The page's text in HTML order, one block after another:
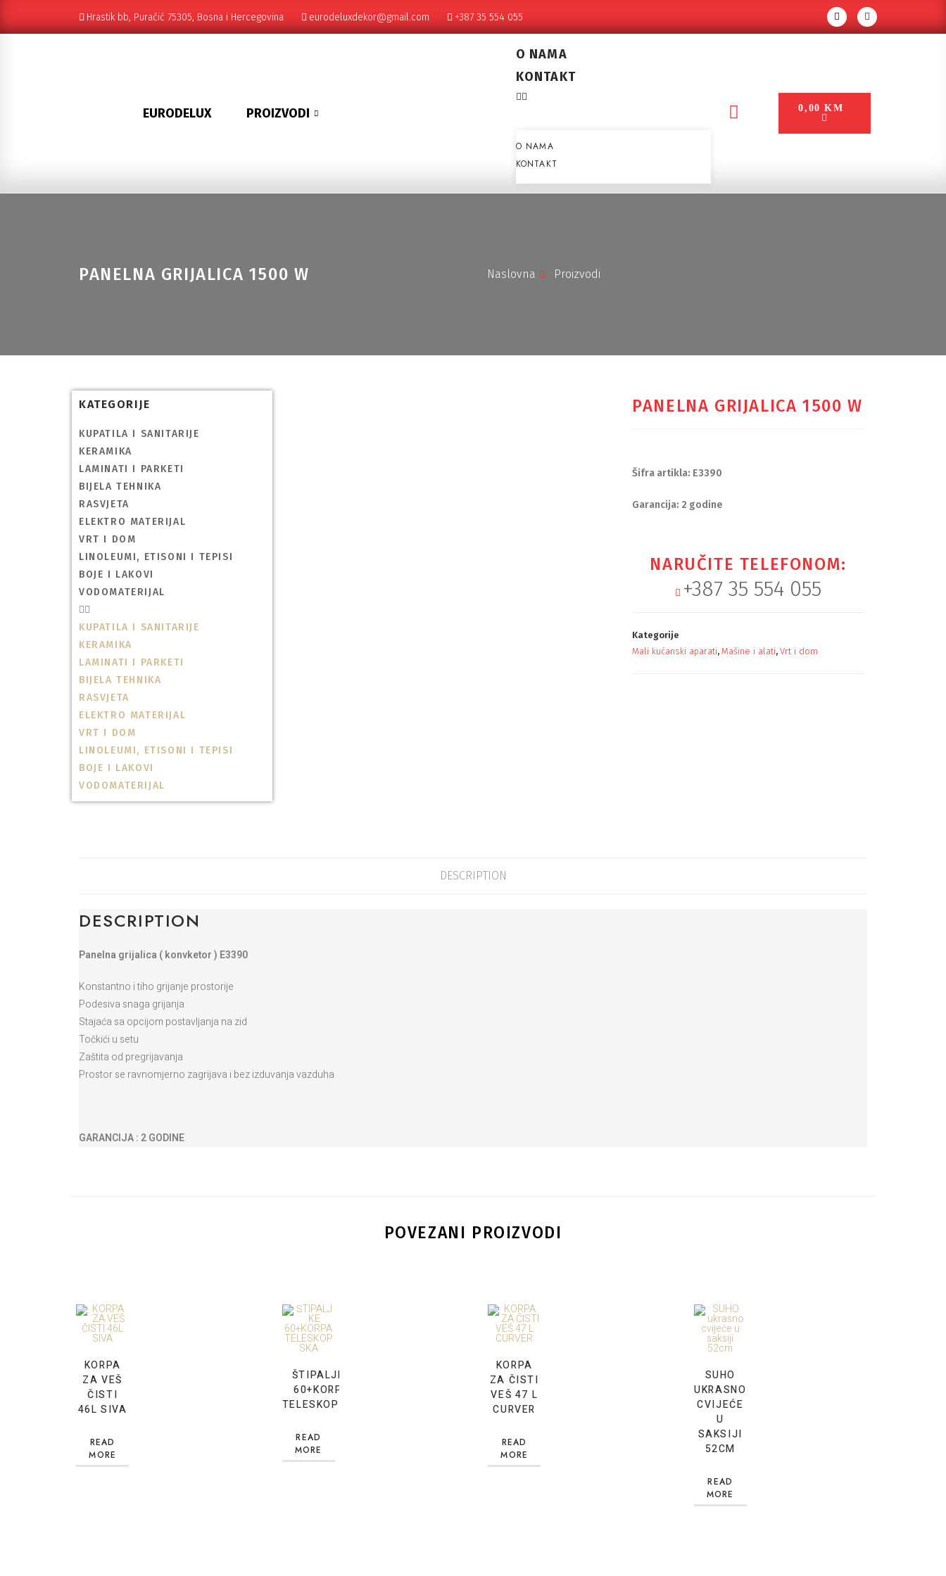
Hrastik bb, Puračić 75305, Bosna i Hercegovina eurodeluxdekor@gmail.com +387 35 554 055
EURODELUX PROIZVODI
O NAMA
KONTAKT
O NAMA
KONTAKT
0,00KM
PANELNA GRIJALICA 1500 W Naslovna Proizvodi
KATEGORIJE
KUPATILA I SANITARIJE
KERAMIKA
LAMINATI I PARKETI
BIJELA TEHNIKA
RASVJETA
ELEKTRO MATERIJAL
VRT I DOM
LINOLEUMI, ETISONI I TEPISI
BOJE I LAKOVI
VODOMATERIJAL
KUPATILA I SANITARIJE
KERAMIKA
LAMINATI I PARKETI
BIJELA TEHNIKA
RASVJETA
ELEKTRO MATERIJAL
VRT I DOM
LINOLEUMI, ETISONI I TEPISI
BOJE I LAKOVI
VODOMATERIJAL
PANELNA GRIJALICA 1500 W
Šifra artikla: E3390
Garancija: 2 godine
NARUČITE TELEFONOM:
+387 35 554 055
Kategorije
Mali kućanski aparati,Mašine i alati,Vrt i dom
DESCRIPTION
DESCRIPTION
Panelna grijalica ( konvketor ) E3390
Konstantno i tiho grijanje prostorije
Podesiva snaga grijanja
Stajaća sa opcijom postavljanja na zid
Točkići u setu
Zaštita od pregrijavanja
Prostor se ravnomjerno zagrijava i bez izduvanja vazduha
GARANCIJA : 2 GODINE
POVEZANI PROIZVODI
KORPA
ZA VEŠ
ČISTI
46L SIVA
READ
MORE
ŠTIPALJKE
60+KORPA
TELESKOPSKA
READ
MORE
KORPA
ZA ČISTI
VEŠ 47 L
CURVER
READ
MORE
SUHO
UKRASNO
CVIJEĆE
U
SAKSIJI
52CM
READ
MORE